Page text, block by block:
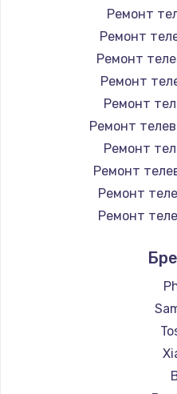
Замена
Замена
Замена
Ремонт
Ремонт
Ремонт
Ремонт
Ремонт
Ремонт
Ремонт
Ремонт
Ремонт
Ремонт
Ремонт
Ремонт
Ремонт
Ремонт
Ремонт
Ремонт